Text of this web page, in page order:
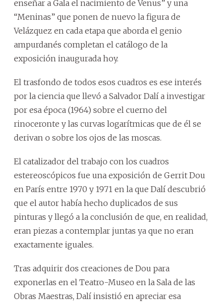
enseñar a Gala el nacimiento de Venus” y una
“Meninas” que ponen de nuevo la figura de
Velázquez en cada etapa que aborda el genio
ampurdanés completan el catálogo de la
exposición inaugurada hoy.
El trasfondo de todos esos cuadros es ese interés
por la ciencia que llevó a Salvador Dalí a investigar
por esa época (1964) sobre el cuerno del
rinoceronte y las curvas logarítmicas que de él se
derivan o sobre los ojos de las moscas.
El catalizador del trabajo con los cuadros
estereoscópicos fue una exposición de Gerrit Dou
en París entre 1970 y 1971 en la que Dalí descubrió
que el autor había hecho duplicados de sus
pinturas y llegó a la conclusión de que, en realidad,
eran piezas a contemplar juntas ya que no eran
exactamente iguales.
Tras adquirir dos creaciones de Dou para
exponerlas en el Teatro-Museo en la Sala de las
Obras Maestras, Dalí insistió en apreciar esa